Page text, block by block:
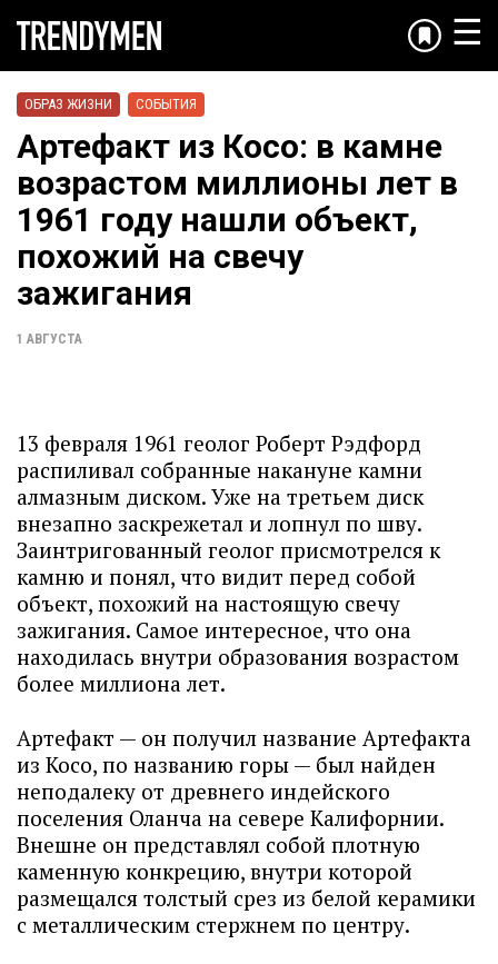
☰
ОБРАЗ ЖИЗНИ СОБЫТИЯ
Артефакт из Косо: в камне
возрастом миллионы лет в
1961 году нашли объект,
похожий на свечу
зажигания
1 АВГУСТА
13 февраля 1961 геолог Роберт Рэдфорд
распиливал собранные накануне камни
алмазным диском. Уже на третьем диск
внезапно заскрежетал и лопнул по шву.
Заинтригованный геолог присмотрелся к
камню и понял, что видит перед собой
объект, похожий на настоящую свечу
зажигания. Самое интересное, что она
находилась внутри образования возрастом
более миллиона лет.
Артефакт — он получил название Артефакта
из Косо, по названию горы — был найден
неподалеку от древнего индейского
поселения Оланча на севере Калифорнии.
Внешне он представлял собой плотную
каменную конкрецию, внутри которой
размещался толстый срез из белой керамики
с металлическим стержнем по центру.